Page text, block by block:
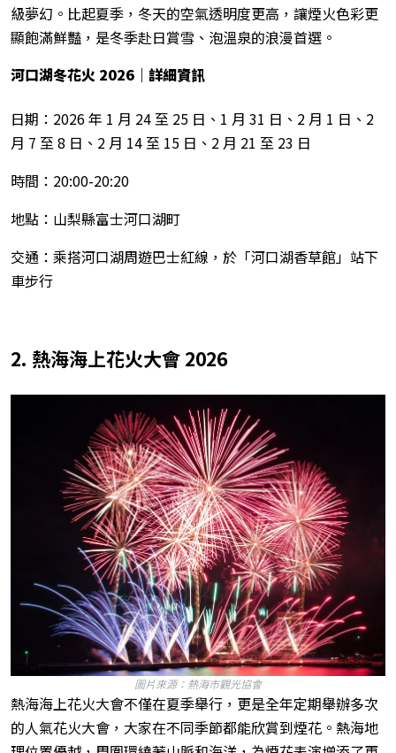
級夢幻。比起夏季，冬天的空氣透明度更高，讓煙火色彩更
顯飽滿鮮豔，是冬季赴日賞雪、泡溫泉的浪漫首選。
河口湖冬花火 2026 ｜詳細資訊
日期：2026 年 1 月 24 至 25 日、1 月 31 日、2 月 1 日、2
月 7 至 8 日、2 月 14 至 15 日、2 月 21 至 23 日
時間：20:00-20:20
地點：山梨縣富士河口湖町
交通：乘搭河口湖周遊巴士紅線，於「河口湖香草館」站下
車步行
2. 熱海海上花火大會 2026
圖片來源：熱海市觀光協會
熱海海上花火大會不僅在夏季舉行，更是全年定期舉辦多次
的人氣花火大會，大家在不同季節都能欣賞到煙花。熱海地